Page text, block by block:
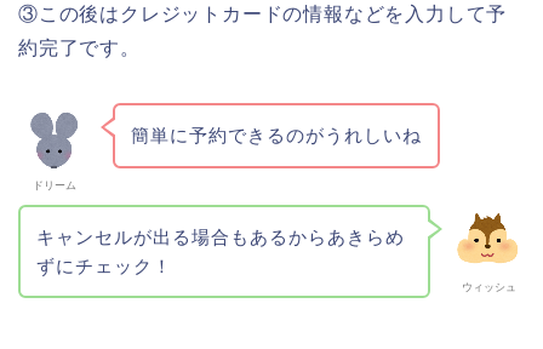
③この後はクレジットカードの情報などを入力して予
約完了です。
ドリーム
簡単に予約できるのがうれしいね
ウィッシュ
キャンセルが出る場合もあるからあきらめ
ずにチェック！